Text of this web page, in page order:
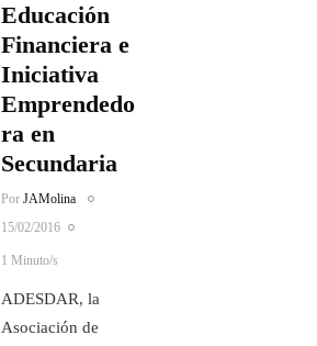
Educación
Financiera e
Iniciativa
Emprendedo
ra en
Secundaria
Por JAMolina
15/02/2016
1 Minuto/s
ADESDAR, la
Asociación de